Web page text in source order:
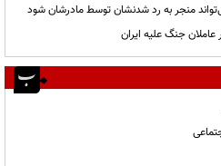
منجر به رد شدنشان توسط مادرشان شود
جنگ علیه ایران